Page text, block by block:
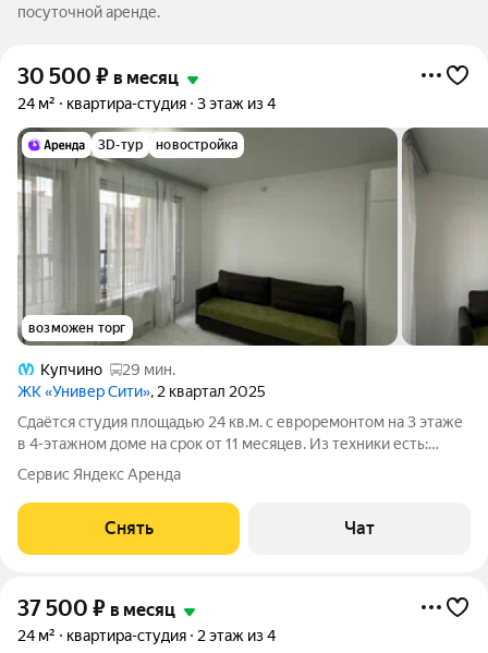
посуточной аренде.
30 500 ₽ в месяц
24 м² квартира-студия 3 этаж из 4
3D-тур новостройка
возможен торг
Купчино
29 мин.
ЖК «Универ Сити», 2 квартал 2025
Сдаётся студия площадью 24 кв.м. с евроремонтом на 3 этаже
в 4-этажном доме на срок от 11 месяцев. Из техники есть:
Стиральная машина Холодильник Дом - монолитный, окна
выходят на улицу. В подъезде 1 лифт - 1 грузовой и 0
пассажирских. Во дворе
Сервис Яндекс Аренда
Снять Чат
37 500 ₽ в месяц
24 м² квартира-студия 2 этаж из 4